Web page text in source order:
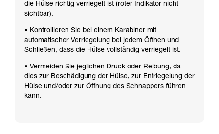
die Hülse richtig verriegelt ist (roter Indikator nicht
sichtbar).
• Kontrollieren Sie bei einem Karabiner mit
automatischer Verriegelung bei jedem Öffnen und
Schließen, dass die Hülse vollständig verriegelt ist.
• Vermeiden Sie jeglichen Druck oder Reibung, da
dies zur Beschädigung der Hülse, zur Entriegelung der
Hülse und/oder zur Öffnung des Schnappers führen
kann.